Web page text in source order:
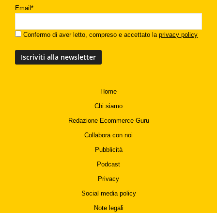
Email*
Confermo di aver letto, compreso e accettato laprivacy policy
Home
Chi siamo
Redazione Ecommerce Guru
Collabora con noi
Pubblicità
Podcast
Privacy
Social media policy
Note legali